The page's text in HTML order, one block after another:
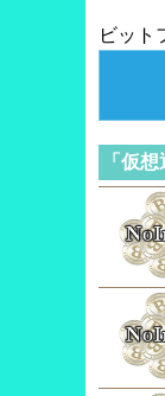
ビット
「仮